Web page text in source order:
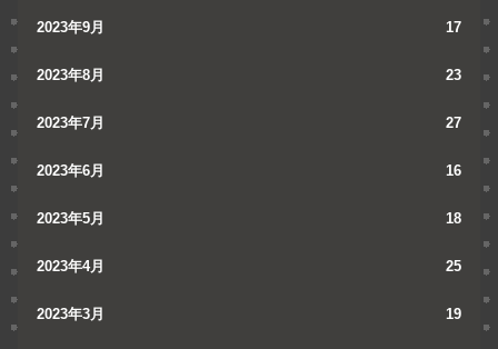
2023年9月 17
2023年8月 23
2023年7月 27
2023年6月 16
2023年5月 18
2023年4月 25
2023年3月 19